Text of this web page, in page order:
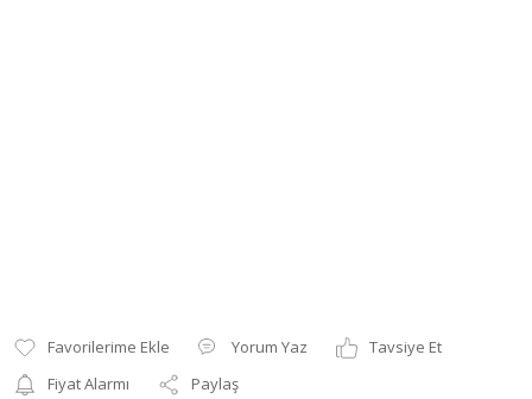
Yorum Yaz
Tavsiye Et
Fiyat Alarmı
Paylaş